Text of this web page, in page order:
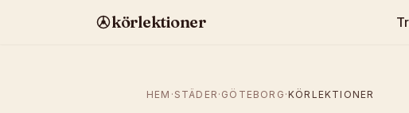
körlektioner
HEM · STÄDER · GÖTEBORG ·KÖRLEKTIONER